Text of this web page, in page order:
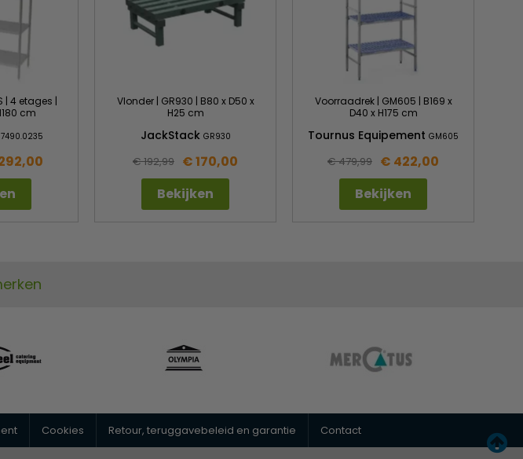
| 4 etages |
cm
7490.0235
Vlonder | GR930 | B80 x D50 x
H25 cm
JackStack GR930
€ 192,99 € 170,00
Bekijken
Voorraadrek | GM605 | B169 x
D40 x H175 cm
Tournus Equipement GM605
€ 479,99 € 422,00
Bekijken
Cookies Retour, teruggavebeleid en garantie Contact